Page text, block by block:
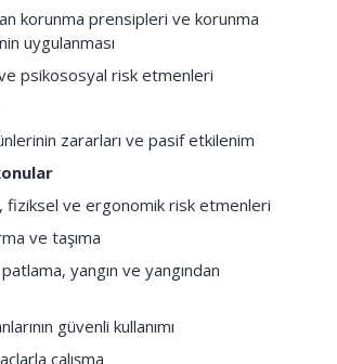
korunma prensipleri ve korunma
uygulanması
psikososyal risk etmenleri
zararları ve pasif etkilenim
fiziksel ve ergonomik risk etmenleri
ve taşıma
yangın ve yangından
güvenli kullanımı
çalışma